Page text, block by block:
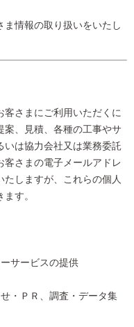
情報の取り扱いをいたし
さまにご利用いただくに
案、見積、各種の工事やサ
いは協力会社又は業務委託
さまの電子メールアドレ
しますが、これらの個人
す。
サービスの提供
・ＰＲ、調査・データ集